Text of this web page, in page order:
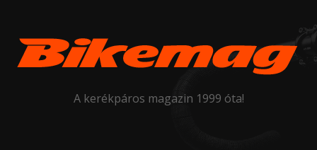
A kerékpáros magazin 1999 óta!